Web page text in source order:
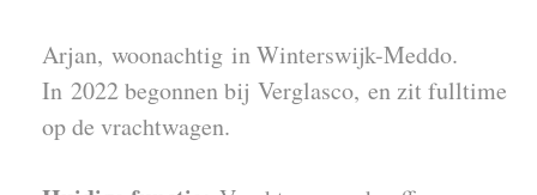
Arjan, woonachtig in Winterswijk-Meddo.
In 2022 begonnen bij Verglasco, en zit fulltime
op de vrachtwagen.